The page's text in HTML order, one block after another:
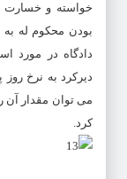
خواسته و خسارت
بودن محکوم له به
دادگاه در مورد
دیرکرد به نرخ
می توان مقدار
کرد.